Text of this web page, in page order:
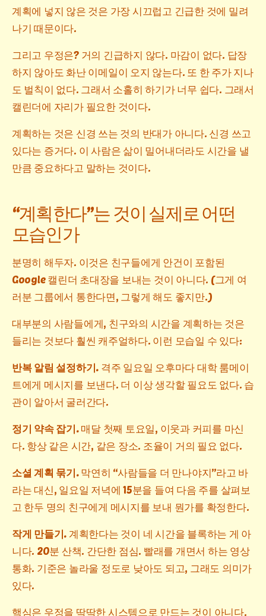
계획에 넣지 않은 것은 가장 시끄럽고 긴급한 것에 밀려
나기 때문이다.
그리고 우정은? 거의 긴급하지 않다. 마감이 없다. 답장
하지 않아도 화난 이메일이 오지 않는다. 또 한 주가 지나
도 벌칙이 없다. 그래서 소홀히 하기가 너무 쉽다. 그래서
캘린더에 자리가 필요한 것이다.
계획하는 것은 신경 쓰는 것의 반대가 아니다. 신경 쓰고
있다는 증거다. 이 사람은 삶이 밀어내더라도 시간을 낼
만큼 중요하다고 말하는 것이다.
“계획한다”는 것이 실제로 어떤
모습인가
분명히 해두자. 이것은 친구들에게 안건이 포함된
Google 캘린더 초대장을 보내는 것이 아니다. (그게 여
러분 그룹에서 통한다면, 그렇게 해도 좋지만.)
대부분의 사람들에게, 친구와의 시간을 계획하는 것은
들리는 것보다 훨씬 캐주얼하다. 이런 모습일 수 있다:
반복 알림 설정하기. 격주 일요일 오후마다 대학 룸메이
트에게 메시지를 보낸다. 더 이상 생각할 필요도 없다. 습
관이 알아서 굴러간다.
정기 약속 잡기.매달 첫째 토요일, 이웃과 커피를 마신
다. 항상 같은 시간, 같은 장소. 조율이 거의 필요 없다.
소셜 계획 묶기.막연히 “사람들을 더 만나야지”라고 바
라는 대신, 일요일 저녁에 15분을 들여 다음 주를 살펴보
고 한두 명의 친구에게 메시지를 보내 뭔가를 확정한다.
작게 만들기. 계획한다는 것이 네 시간을 블록하는 게 아
니다. 20분 산책. 간단한 점심. 빨래를 개면서 하는 영상
통화. 기준은 놀라울 정도로 낮아도 되고, 그래도 의미가
있다.
핵심은 우정을 딱딱한 시스템으로 만드는 것이 아니다.